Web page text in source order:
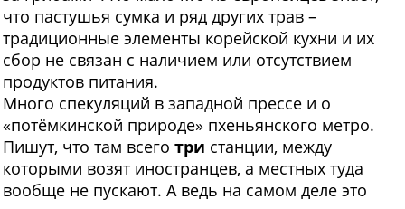
что пастушья сумка и ряд других трав –
традиционные элементы корейской кухни и их
сбор не связан с наличием или отсутствием
продуктов питания.
Много спекуляций в западной прессе и о
«потёмкинской природе» пхеньянского метро.
Пишут, что там всего три станции, между
которыми возят иностранцев, а местных туда
вообще не пускают. А ведь на самом деле это